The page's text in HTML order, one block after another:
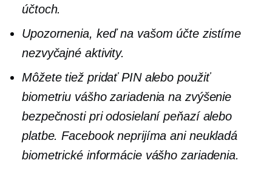
účtoch.
Upozornenia, keď na vašom účte zistíme
nezvyčajné aktivity.
Môžete tiež pridať PIN alebo použiť
biometriu vášho zariadenia na zvýšenie
bezpečnosti pri odosielaní peňazí alebo
platbe. Facebook neprijíma ani neukladá
biometrické informácie vášho zariadenia.